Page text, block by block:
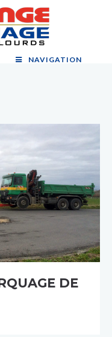
POIDS-
poids-lourds à Saintes
NAVIGATION
DE